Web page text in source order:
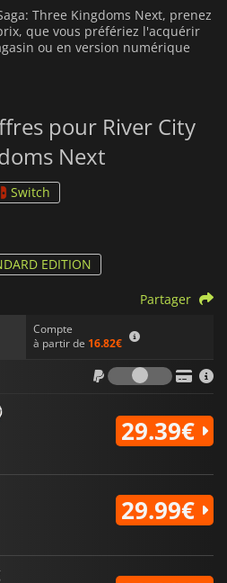
Three Kingdoms Next, prenez
que vous préfériez l'acquérir
ou en version numérique
pour River City
Next
Switch
EDITION
Compte
à partir de 16.82€
Partager
Frais
29.39€
29.99€